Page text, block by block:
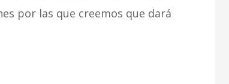
por las que creemos que dará